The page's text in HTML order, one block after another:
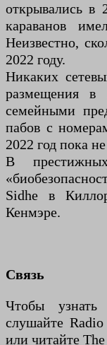
открывались в
караванов
Неизвестно,
2022 году.
Никаких
размещения в
семейными
пабов с
2022 год пока
В
Sidhe в
Кенмэре.
Связь
Чтобы
слушайте
или читайте